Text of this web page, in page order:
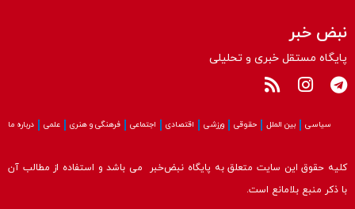
نبض خبر
پایگاه مستقل خبری و تحلیلی
سیاسی بین الملل حقوقی ورزشی اقتصادی اجتماعی فرهنگی و هنری علمی درباره ما
کلیه حقوق این سایت متعلق به پایگاه نبض‌خبر می باشد و استفاده از مطالب آن
با ذکر منبع بلامانع است.